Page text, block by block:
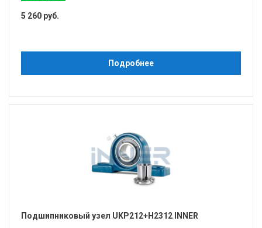
5 260 руб.
Подробнее
Подшипниковый узел UKP212+H2312 INNER